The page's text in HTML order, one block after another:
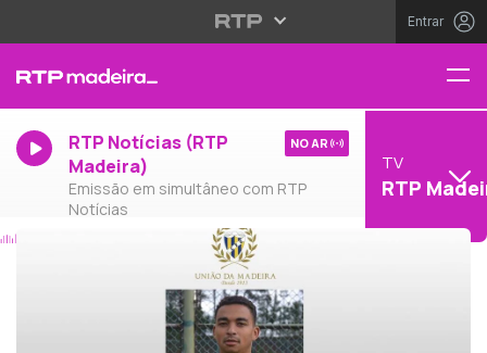
Entrar
RTP Notícias (RTP
Madeira)
Emissão em simultâneo com RTP
Notícias
NO AR
TV
RTP